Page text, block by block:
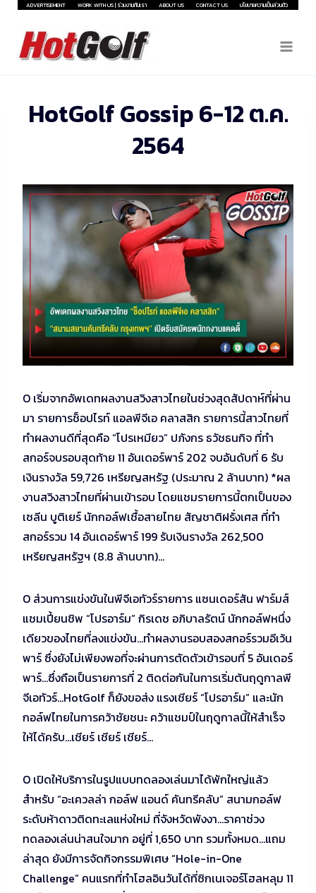
Skip
content
ADVERTISEMENT WORK WITH US | ร่วมงานกับเรา ABOUT US CONTACT US นโยบายความเป็นส่วนตัว
HotGolf Gossip 6-12 ต.ค.
2564
O เริ่มจากอัพเดทผลงานสวิงสาวไทยในช่วงสุดสัปดาห์ที่ผ่าน
มา รายการช็อปไรท์ แอลพีจีเอ คลาสสิก รายการนี้สาวไทยที่
ทำผลงานดีที่สุดคือ “โปรเหมียว” ปภังกร ธวัชธนกิจ ที่ทำ
สกอร์จบรอบสุดท้าย 11 อันเดอร์พาร์ 202 จบอันดับที่ 6 รับ
เงินรางวัล 59,726 เหรียญสหรัฐ (ประมาณ 2 ล้านบาท) *ผล
งานสวิงสาวไทยที่ผ่านเข้ารอบ โดยแชมรายการนี้ตกเป็นของ
เซลีน บูติเยร์ นักกอล์ฟเชื้อสายไทย สัญชาติฝรั่งเศส ที่ทำ
สกอร์รวม 14 อันเดอร์พาร์ 199 รับเงินรางวัล 262,500
เหรียญสหรัฐฯ (8.8 ล้านบาท)…
O ส่วนการแข่งขันในพีจีเอทัวร์รายการ แซนเดอร์สัน ฟาร์มส์
แชมเปี้ยนชิพ “โปรอาร์ม” กิรเดช อภิบาลรัตน์ นักกอล์ฟหนึ่ง
เดียวของไทยที่ลงแข่งขัน…ทำผลงานรอบสองสกอร์รวมอีเว้น
พาร์ ซึ่งยังไม่เพียงพอที่จะผ่านการตัดตัวเข้ารอบที่ 5 อันเดอร์
พาร์…ซึ่งถือเป็นรายการที่ 2 ติดต่อกันในการเริ่มต้นฤดูกาลพี
จีเอทัวร์…HotGolf ก็ยังขอส่ง แรงเชียร์ “โปรอาร์ม” และนัก
กอล์ฟไทยในการคว้าชัยชนะ คว้าแชมป์ในฤดูกาลนี้ให้สำเร็จ
ให้ได้ครับ…เชียร์ เชียร์ เชียร์…
O เปิดให้บริการในรูปแบบทดลองเล่นมาได้พักใหญ่แล้ว
สำหรับ “อะเควลล่า กอล์ฟ แอนด์ คันทรีคลับ” สนามกอล์ฟ
ระดับห้าดาวติดทะเลแห่งใหม่ ที่จังหวัดพังงา…ราคาช่วง
ทดลองเล่นน่าสนใจมาก อยู่ที่ 1,650 บาท รวมทั้งหมด…แถม
ล่าสุด ยังมีการจัดกิจกรรมพิเศษ “Hole-in-One
Challenge” คนแรกที่ทำโฮลอินวันได้ที่ซิกเนเจอร์โฮลหลุม 11